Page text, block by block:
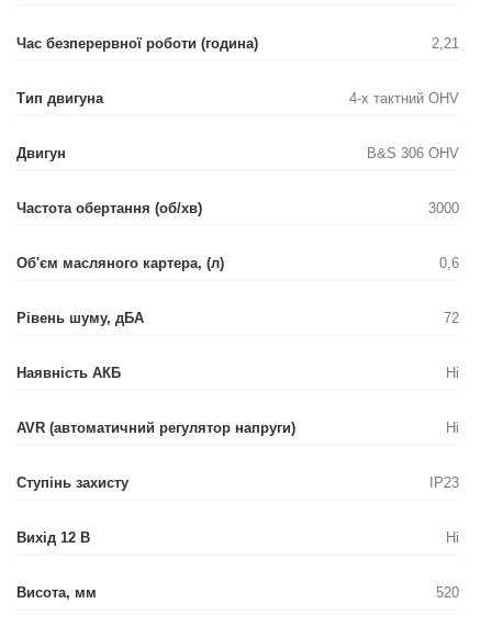
Час безперервної роботи (година) 2,21
Тип двигуна 4-х тактний OHV
Двигун B&S 306 OHV
Частота обертання (об/хв) 3000
Об'єм масляного картера, (л) 0,6
Рівень шуму, дБА 72
Наявність АКБ Ні
AVR (автоматичний регулятор напруги) Ні
Ступінь захисту IP23
Вихід 12 В Ні
Висота, мм 520